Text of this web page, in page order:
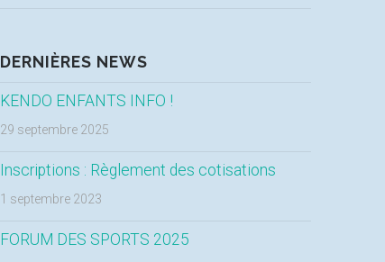
DERNIÈRES NEWS
KENDO ENFANTS INFO !
29 septembre 2025
Inscriptions : Règlement des cotisations
1 septembre 2023
FORUM DES SPORTS 2025